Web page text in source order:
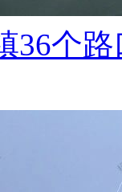
36个